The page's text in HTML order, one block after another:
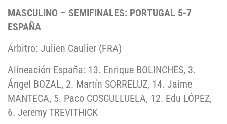
MASCULINO – SEMIFINALES: PORTUGAL 5-7
ESPAÑA
Árbitro: Julien Caulier (FRA)
Alineación España: 13. Enrique BOLINCHES, 3.
Ángel BOZAL, 2. Martín SORRELUZ, 14. Jaime
MANTECA, 5. Paco COSCULLUELA, 12. Edu LÓPEZ,
6. Jeremy TREVITHICK